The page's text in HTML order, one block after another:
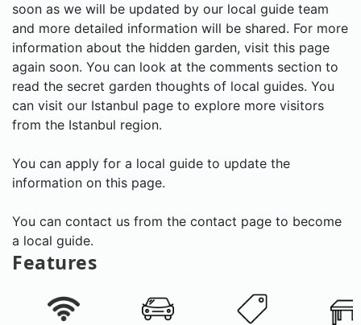
soon as we will be updated by our local guide team
and more detailed information will be shared. For more
information about the hidden garden, visit this page
again soon. You can look at the comments section to
read the secret garden thoughts of local guides. You
can visit our Istanbul page to explore more visitors
from the Istanbul region.
You can apply for a local guide to update the
information on this page.
You can contact us from the contact page to become
a local guide.
Features